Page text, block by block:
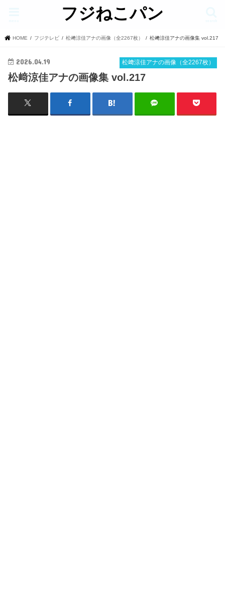
フジねこパン
HOME フジテレビ 松﨑涼佳アナの画像（全2267枚） 松﨑涼佳アナの画像集 vol.217
松﨑涼佳アナの画像（全2267枚）
2026.04.19
松﨑涼佳アナの画像集 vol.217